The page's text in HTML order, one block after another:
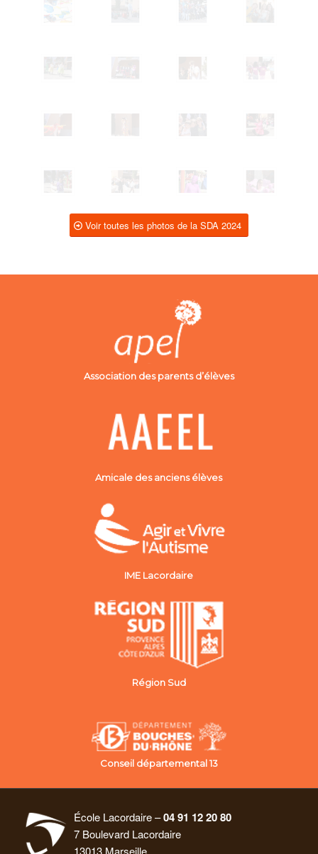
Voir toutes les photos de la SDA 2024
Association des parents d’élèves
Amicale des anciens élèves
IME Lacordaire
Région Sud
Conseil départemental 13
École Lacordaire –04 91 12 20 80
7 Boulevard Lacordaire
13013 Marseille